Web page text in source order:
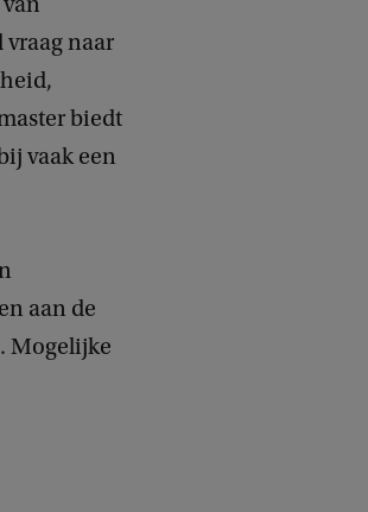
naar
biedt
vaak een
aan de
Mogelijke